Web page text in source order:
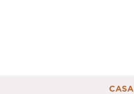
CASA